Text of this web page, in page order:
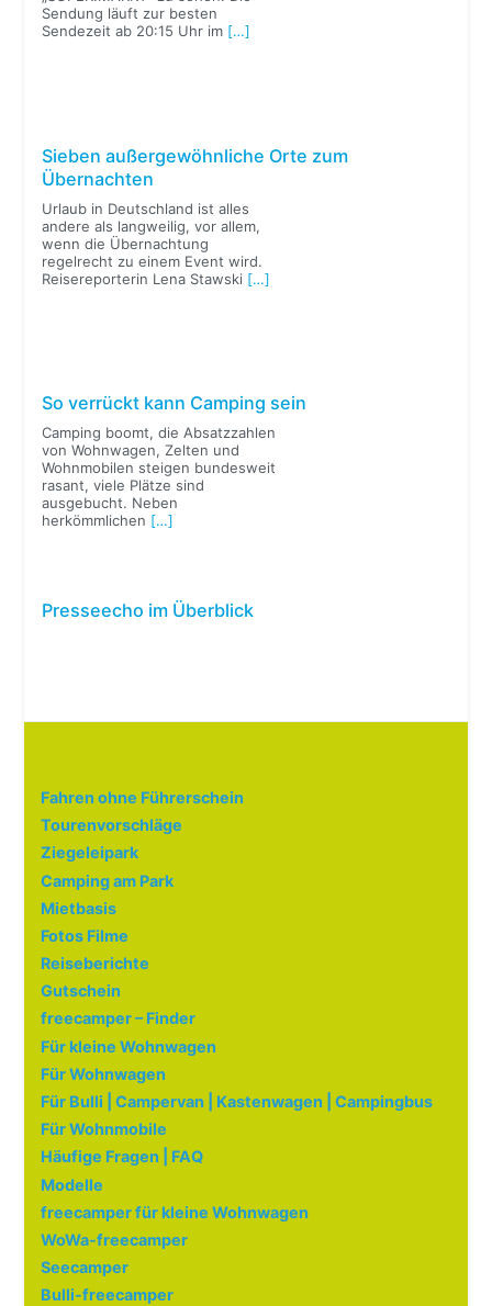
Sendung läuft zur besten
Sendezeit ab 20:15 Uhr im […]
Sieben außergewöhnliche Orte zum
Übernachten
Urlaub in Deutschland ist alles
andere als langweilig, vor allem,
wenn die Übernachtung
regelrecht zu einem Event wird.
Reisereporterin Lena Stawski […]
So verrückt kann Camping sein
Camping boomt, die Absatzzahlen
von Wohnwagen, Zelten und
Wohnmobilen steigen bundesweit
rasant, viele Plätze sind
ausgebucht. Neben
herkömmlichen […]
Presseecho im Überblick
Fahren ohne Führerschein
Tourenvorschläge
Ziegeleipark
Camping am Park
Mietbasis
Fotos Filme
Reiseberichte
Gutschein
freecamper – Finder
Für kleine Wohnwagen
Für Wohnwagen
Für Bulli | Campervan | Kastenwagen | Campingbus
Für Wohnmobile
Häufige Fragen | FAQ
Modelle
freecamper für kleine Wohnwagen
WoWa-freecamper
Seecamper
Bulli-freecamper